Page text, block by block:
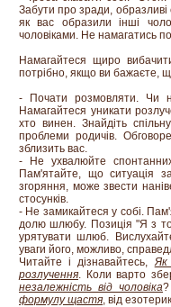
Забути про зради, образливі
як вас образили інші
чоловіками. Не намагатись
Намагайтеся щиро
потрібно, якщо ви бажаєте,
- Почати розмовляти. Чи
Намагайтеся уникати
хто винен. Знайдіть
проблеми родичів.
зблизить вас.
- Не ухвалюйте
Пам'ятайте, що ситуація
згоряння, може звести
стосунків.
- Не замикайтеся у собі.
долю шлюбу. Позиція "Я з
урятувати шлюб.
уваги його, можливо,
Читайте і дізнавайтесь,Як
розлучення. Коли варто
незалежність від чоловіка
формулу щастя, від